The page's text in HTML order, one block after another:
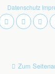
Datenschutz
Zum